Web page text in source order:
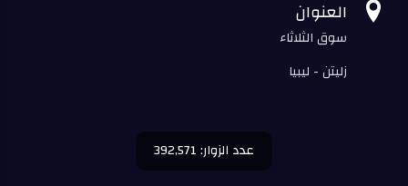
 العنوان
سوق الثلاثاء
زليتن - ليبيا
عدد الزوار: 392,571